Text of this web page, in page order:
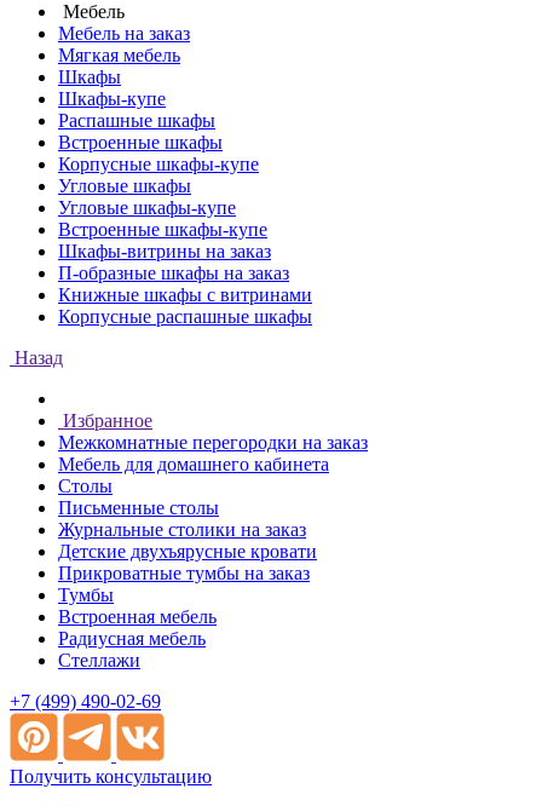
Мебель
Мебель на заказ
Мягкая мебель
Шкафы
Шкафы-купе
Распашные шкафы
Встроенные шкафы
Корпусные шкафы-купе
Угловые шкафы
Угловые шкафы-купе
Встроенные шкафы-купе
Шкафы-витрины на заказ
П-образные шкафы на заказ
Книжные шкафы с витринами
Корпусные распашные шкафы
Назад
Избранное
Межкомнатные перегородки на заказ
Мебель для домашнего кабинета
Столы
Письменные столы
Журнальные столики на заказ
Детские двухъярусные кровати
Прикроватные тумбы на заказ
Тумбы
Встроенная мебель
Радиусная мебель
Стеллажи
+7 (499) 490-02-69
Получить консультацию